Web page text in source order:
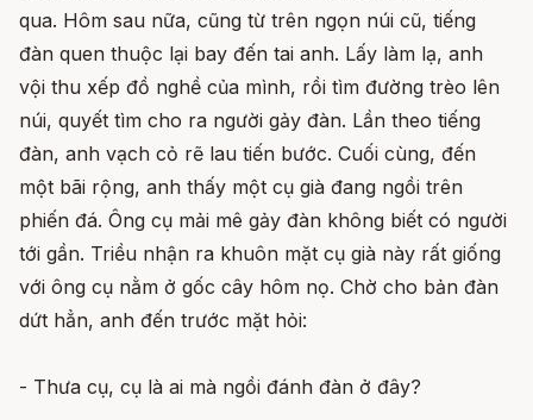
qua. Hôm sau nữa, cũng từ trên ngọn núi cũ, tiếng
đàn quen thuộc lại bay đến tai anh. Lấy làm lạ, anh
vội thu xếp đồ nghề của mình, rồi tìm đường trèo lên
núi, quyết tìm cho ra người gảy đàn. Lần theo tiếng
đàn, anh vạch cỏ rẽ lau tiến bước. Cuối cùng, đến
một bãi rộng, anh thấy một cụ già đang ngồi trên
phiến đá. Ông cụ mải mê gảy đàn không biết có người
tới gần. Triều nhận ra khuôn mặt cụ già này rất giống
với ông cụ nằm ở gốc cây hôm nọ. Chờ cho bản đàn
dứt hẳn, anh đến trước mặt hỏi:
- Thưa cụ, cụ là ai mà ngồi đánh đàn ở đây?